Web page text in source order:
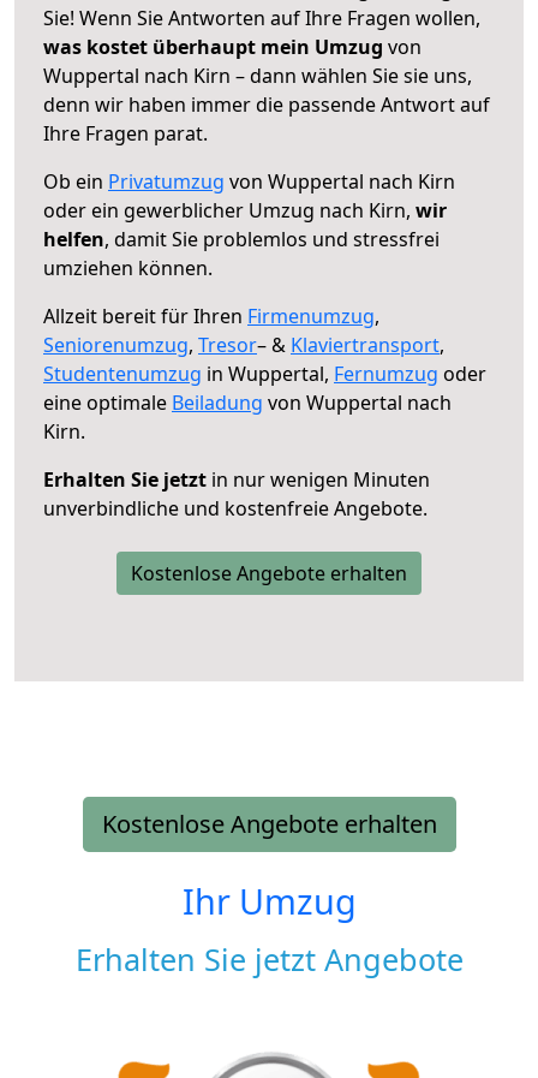
Sie! Wenn Sie Antworten auf Ihre Fragen wollen,
was kostet überhaupt mein Umzug von
Wuppertal nach Kirn – dann wählen Sie sie uns,
denn wir haben immer die passende Antwort auf
Ihre Fragen parat.
Ob ein Privatumzug von Wuppertal nach Kirn
oder ein gewerblicher Umzug nach Kirn, wir
helfen, damit Sie problemlos und stressfrei
umziehen können.
Allzeit bereit für Ihren Firmenumzug,
Seniorenumzug, Tresor– & Klaviertransport,
Studentenumzug in Wuppertal, Fernumzug oder
eine optimale Beiladung von Wuppertal nach
Kirn.
Erhalten Sie jetzt in nur wenigen Minuten
unverbindliche und kostenfreie Angebote.
Kostenlose Angebote erhalten
Kostenlose Angebote erhalten
Ihr Umzug
Erhalten Sie jetzt Angebote